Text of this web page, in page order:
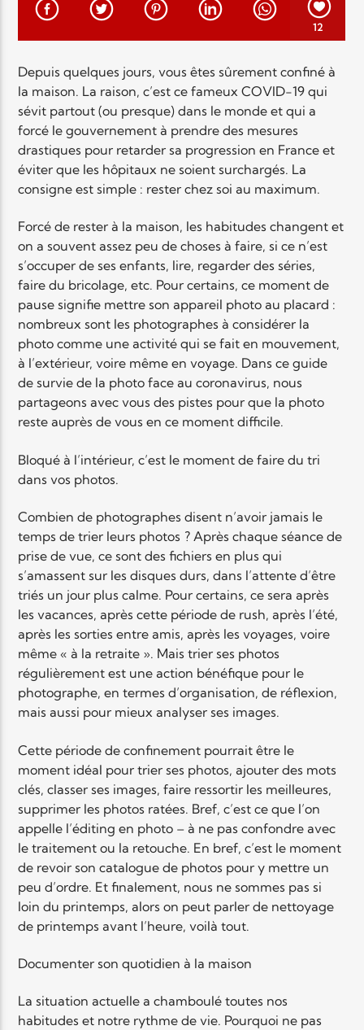
TITRE
ARTISTE
Radio Elyon
Elyon Rhema
Elyon Hits
Elyon Live
Elyon Kids
12
Depuis quelques jours, vous êtes sûrement confiné à
la maison. La raison, c’est ce fameux COVID-19 qui
sévit partout (ou presque) dans le monde et qui a
forcé le gouvernement à prendre des mesures
drastiques pour retarder sa progression en France et
éviter que les hôpitaux ne soient surchargés. La
consigne est simple : rester chez soi au maximum.
Forcé de rester à la maison, les habitudes changent et
on a souvent assez peu de choses à faire, si ce n’est
s’occuper de ses enfants, lire, regarder des séries,
faire du bricolage, etc. Pour certains, ce moment de
pause signifie mettre son appareil photo au placard :
nombreux sont les photographes à considérer la
photo comme une activité qui se fait en mouvement,
à l’extérieur, voire même en voyage. Dans ce guide
de survie de la photo face au coronavirus, nous
partageons avec vous des pistes pour que la photo
reste auprès de vous en ce moment difficile.
Bloqué à l’intérieur, c’est le moment de faire du tri
dans vos photos.
Combien de photographes disent n’avoir jamais le
temps de trier leurs photos ? Après chaque séance de
prise de vue, ce sont des fichiers en plus qui
s’amassent sur les disques durs, dans l’attente d’être
triés un jour plus calme. Pour certains, ce sera après
les vacances, après cette période de rush, après l’été,
après les sorties entre amis, après les voyages, voire
même « à la retraite ». Mais trier ses photos
régulièrement est une action bénéfique pour le
photographe, en termes d’organisation, de réflexion,
mais aussi pour mieux analyser ses images.
Cette période de confinement pourrait être le
moment idéal pour trier ses photos, ajouter des mots
clés, classer ses images, faire ressortir les meilleures,
supprimer les photos ratées. Bref, c’est ce que l’on
appelle l’éditing en photo – à ne pas confondre avec
le traitement ou la retouche. En bref, c’est le moment
de revoir son catalogue de photos pour y mettre un
peu d’ordre. Et finalement, nous ne sommes pas si
loin du printemps, alors on peut parler de nettoyage
de printemps avant l’heure, voilà tout.
Documenter son quotidien à la maison
La situation actuelle a chamboulé toutes nos
habitudes et notre rythme de vie. Pourquoi ne pas